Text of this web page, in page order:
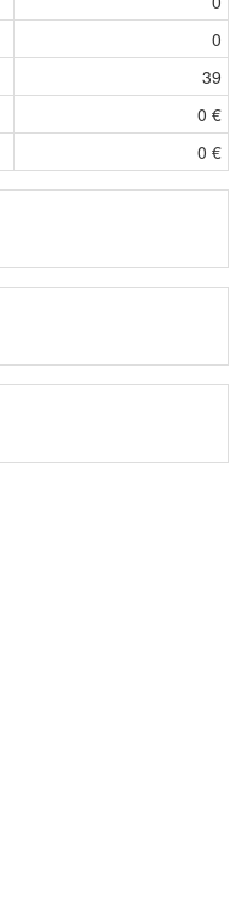
0
39
0 €
0 €